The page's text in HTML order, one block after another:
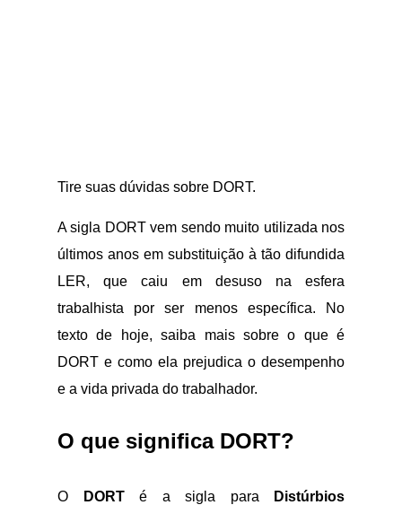
Tire suas dúvidas sobre DORT.
A sigla DORT vem sendo muito utilizada nos
últimos anos em substituição à tão difundida
LER, que caiu em desuso na esfera
trabalhista por ser menos específica. No
texto de hoje, saiba mais sobre o que é
DORT e como ela prejudica o desempenho
e a vida privada do trabalhador.
O que significa DORT?
O DORTé a sigla para
Distúrbios